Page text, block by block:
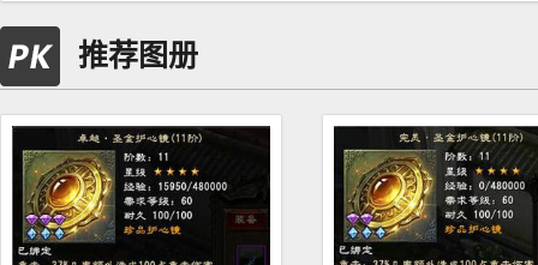
推荐图册